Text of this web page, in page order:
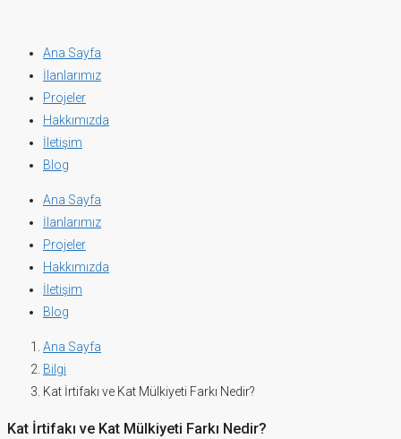
Ana Sayfa
İlanlarımız
Projeler
Hakkımızda
İletişim
Blog
Ana Sayfa
İlanlarımız
Projeler
Hakkımızda
İletişim
Blog
Ana Sayfa
Bilgi
Kat İrtifakı ve Kat Mülkiyeti Farkı Nedir?
Kat İrtifakı ve Kat Mülkiyeti Farkı Nedir?